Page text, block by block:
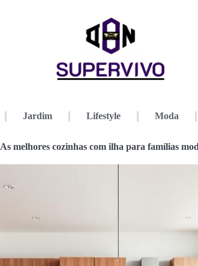
Jardim Lifestyle Moda
As melhores cozinhas com ilha para famílias